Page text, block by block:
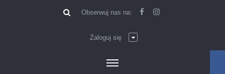
Obserwuj nas na:
Zaloguj się